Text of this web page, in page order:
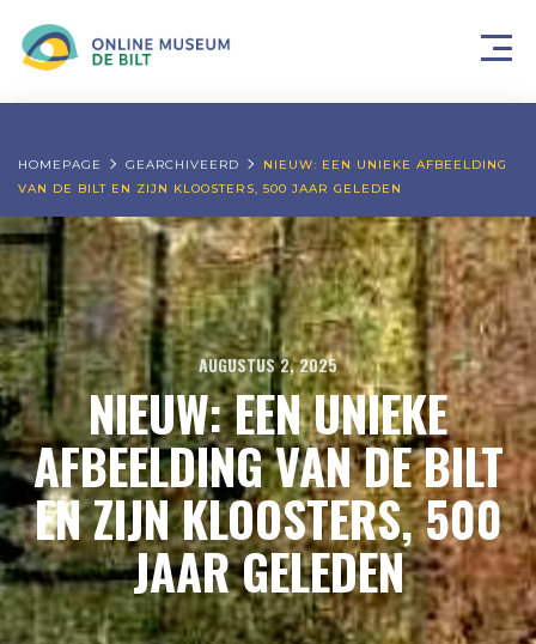
HOMEPAGE GEARCHIVEERD
NIEUW: EEN UNIEKE AFBEELDING
VAN DE BILT EN ZIJN KLOOSTERS, 500 JAAR GELEDEN
AUGUSTUS 2, 2025
NIEUW: EEN UNIEKE
AFBEELDING VAN DE BILT
EN ZIJN KLOOSTERS, 500
JAAR GELEDEN